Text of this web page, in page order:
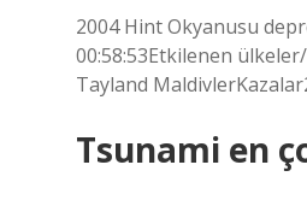
2004 Hint Okyanusu
00:58:53Etkilenen
Tayland
Tsunami en